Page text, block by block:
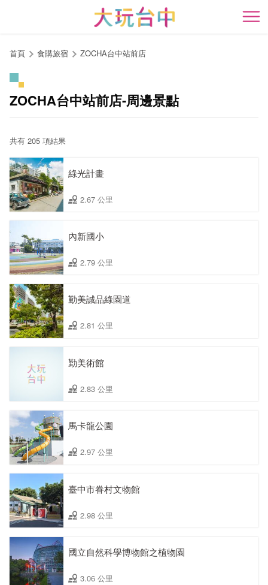
開
首頁 食購旅宿 ZOCHA台中站前店
ZOCHA台中站前店-周邊景點
共有 205 項結果
綠光計畫
2.67 公里
內新國小
2.79 公里
勤美誠品綠園道
2.81 公里
勤美術館
2.83 公里
馬卡龍公園
2.97 公里
臺中市眷村文物館
2.98 公里
國立自然科學博物館之植物園
3.06 公里